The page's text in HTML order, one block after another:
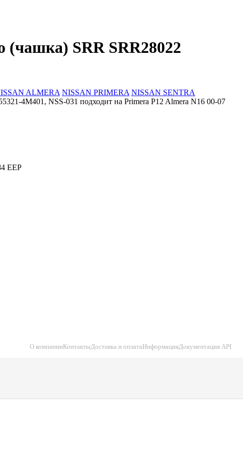
(чашка) SRR SRR28022
ALMERA NISSAN PRIMERA NISSAN SENTRA
4M401, NSS-031 подходит на Primera P12 Almera N16 00-07
EEP
О компанииКонтактыДоставка и оплатаИнформацияДокументация API